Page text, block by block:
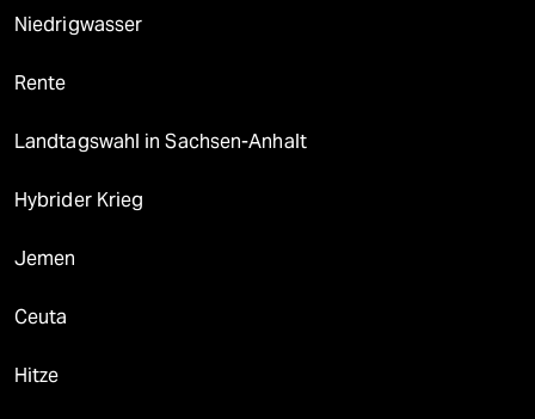
Niedrigwasser
Rente
Landtagswahl in Sachsen-Anhalt
Hybrider Krieg
Jemen
Ceuta
Hitze